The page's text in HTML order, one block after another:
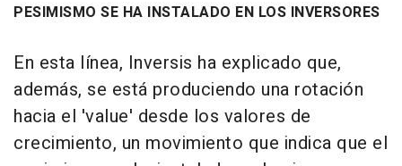
PESIMISMO SE HA INSTALADO EN LOS INVERSORES
En esta línea, Inversis ha explicado que,
además, se está produciendo una rotación
hacia el 'value' desde los valores de
crecimiento, un movimiento que indica que el